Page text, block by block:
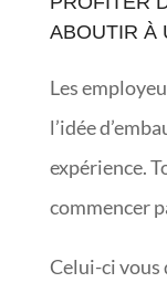
ABOUTIR À
Les
l’idée
expérience.
commencer
Celui-ci vous